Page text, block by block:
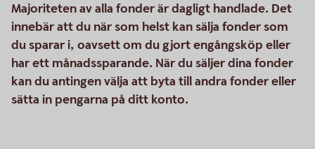
Majoriteten av alla fonder är dagligt handlade. Det
innebär att du när som helst kan sälja fonder som
du sparar i, oavsett om du gjort engångsköp eller
har ett månadssparande. När du säljer dina fonder
kan du antingen välja att byta till andra fonder eller
sätta in pengarna på ditt konto.